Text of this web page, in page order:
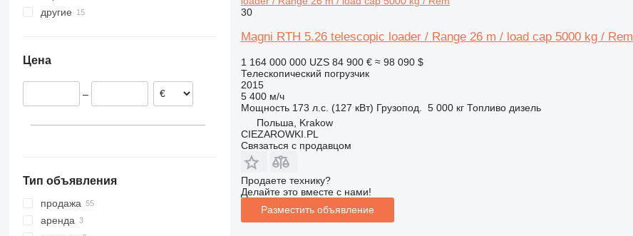
541
TM
Германия
Италия
Литва
другие
Цена
–
Тип объявления
продажа
аренда
30
Magni RTH 5.26 telescopic loader / Range 26 m / load cap 5000 kg / Rem
1 164 000 000 UZS 84 900 € ≈ 98 090 $
Телескопический погрузчик
2015
5 400 м/ч
Мощность 173 л.с. (127 кВт) Грузопод. 5 000 кг Топливо дизель
Польша, Krakow
CIEZAROWKI.PL
Связаться с продавцом
Продаете технику?
Делайте это вместе с нами!
Разместить объявление